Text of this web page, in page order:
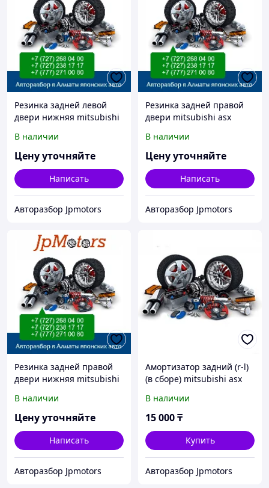
Резинка задней левой
двери нижняя mitsubishi
В наличии
Цену уточняйте
Написать
Авторазбор Jpmotors
Резинка задней правой
двери mitsubishi asx
В наличии
Цену уточняйте
Написать
Авторазбор Jpmotors
Резинка задней правой
двери нижняя mitsubishi
В наличии
Цену уточняйте
Написать
Авторазбор Jpmotors
Амортизатор задний (r-l)
(в сборе) mitsubishi asx
В наличии
15 000₸
Купить
Авторазбор Jpmotors